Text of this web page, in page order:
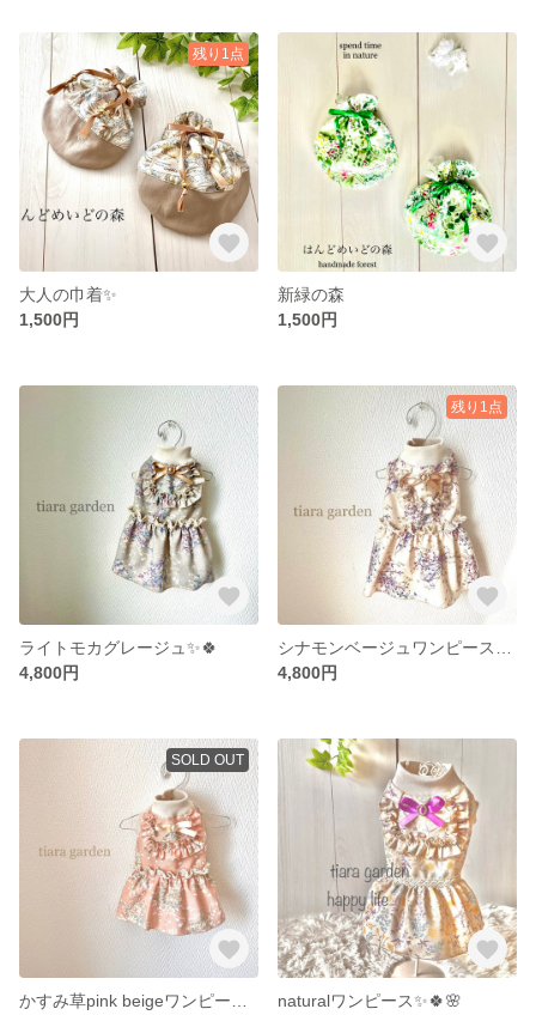
残り1点
大人の巾着✨
1,500円
新緑の森
1,500円
ライトモカグレージュ✨🍀
4,800円
残り1点
4,800円
SOLD OUT
naturalワンピース✨🍀🌸